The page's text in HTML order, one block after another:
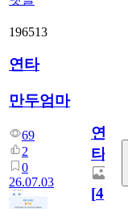
196513
연타
만두엄마
69
2
0
26.07.03
연
타
[4]